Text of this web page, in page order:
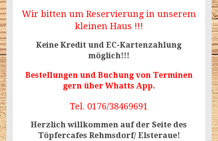
Wir bitten um Reservierung in unserem
kleinen Haus !!!
Keine Kredit und EC-Kartenzahlung
möglich!!!
Bestellungen und Buchung von Terminen
gern über Whatts App.
Tel. 0176/38469691
Herzlich willkommen auf der Seite des
Töpfercafes Rehmsdorf/ Elsteraue!